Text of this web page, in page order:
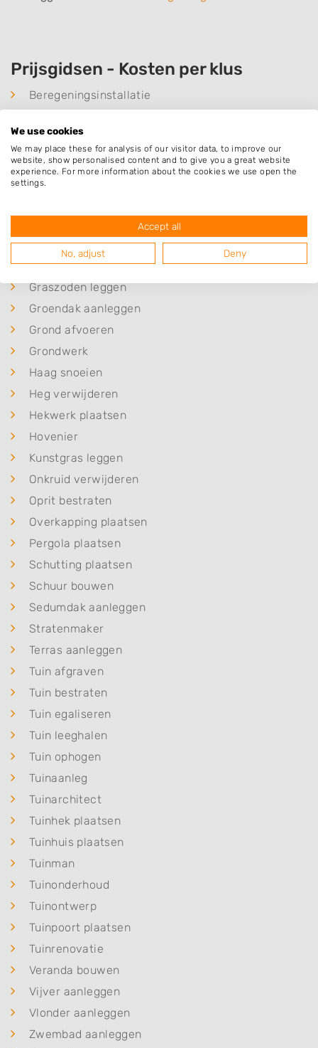
Prijsgidsen - Kosten per klus
Beregeningsinstallatie
Boom kappen
Boom snoeien
Boomstronk verwijderen
Gazon aanleggen
Gras zaaien
Graszoden leggen
Groendak aanleggen
Grond afvoeren
Grondwerk
Haag snoeien
Heg verwijderen
Hekwerk plaatsen
Hovenier
Kunstgras leggen
Onkruid verwijderen
Oprit bestraten
Overkapping plaatsen
Pergola plaatsen
Schutting plaatsen
Schuur bouwen
Sedumdak aanleggen
Stratenmaker
Terras aanleggen
Tuin afgraven
Tuin bestraten
Tuin egaliseren
Tuin leeghalen
Tuin ophogen
Tuinaanleg
Tuinarchitect
Tuinhek plaatsen
Tuinhuis plaatsen
Tuinman
Tuinonderhoud
Tuinontwerp
Tuinpoort plaatsen
Tuinrenovatie
Veranda bouwen
Vijver aanleggen
Vlonder aanleggen
Zwembad aanleggen
We use cookies
We may place these for analysis of our visitor data, to improve our
website, show personalised content and to give you a great website
experience. For more information about the cookies we use open the
settings.
Accept all
No, adjust Deny